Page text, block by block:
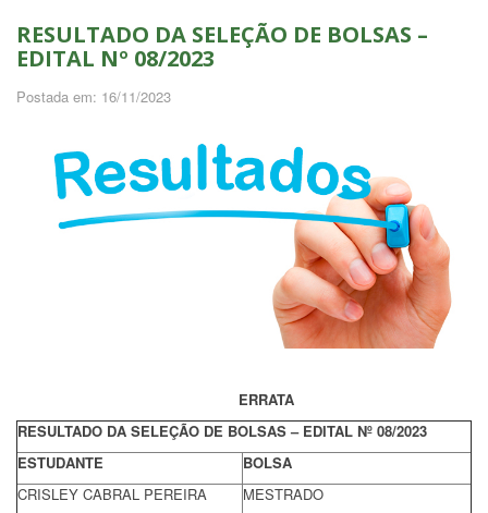
RESULTADO DA SELEÇÃO DE BOLSAS –
EDITAL Nº 08/2023
Postada em: 16/11/2023
ERRATA
RESULTADO DA SELEÇÃO DE BOLSAS – EDITAL Nº 08/2023
ESTUDANTE
BOLSA
CRISLEY CABRAL PEREIRA
MESTRADO